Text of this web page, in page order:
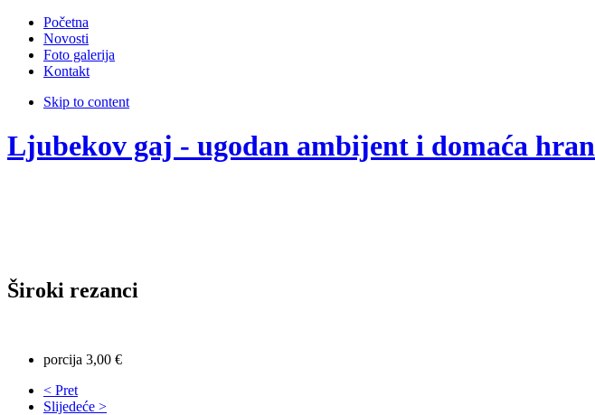
Početna
Novosti
Foto galerija
Kontakt
Skip to content
Ljubekov gaj - ugodan ambijent i domaća
Široki rezanci
porcija 3,00 €
< Pret
Slijedeće >